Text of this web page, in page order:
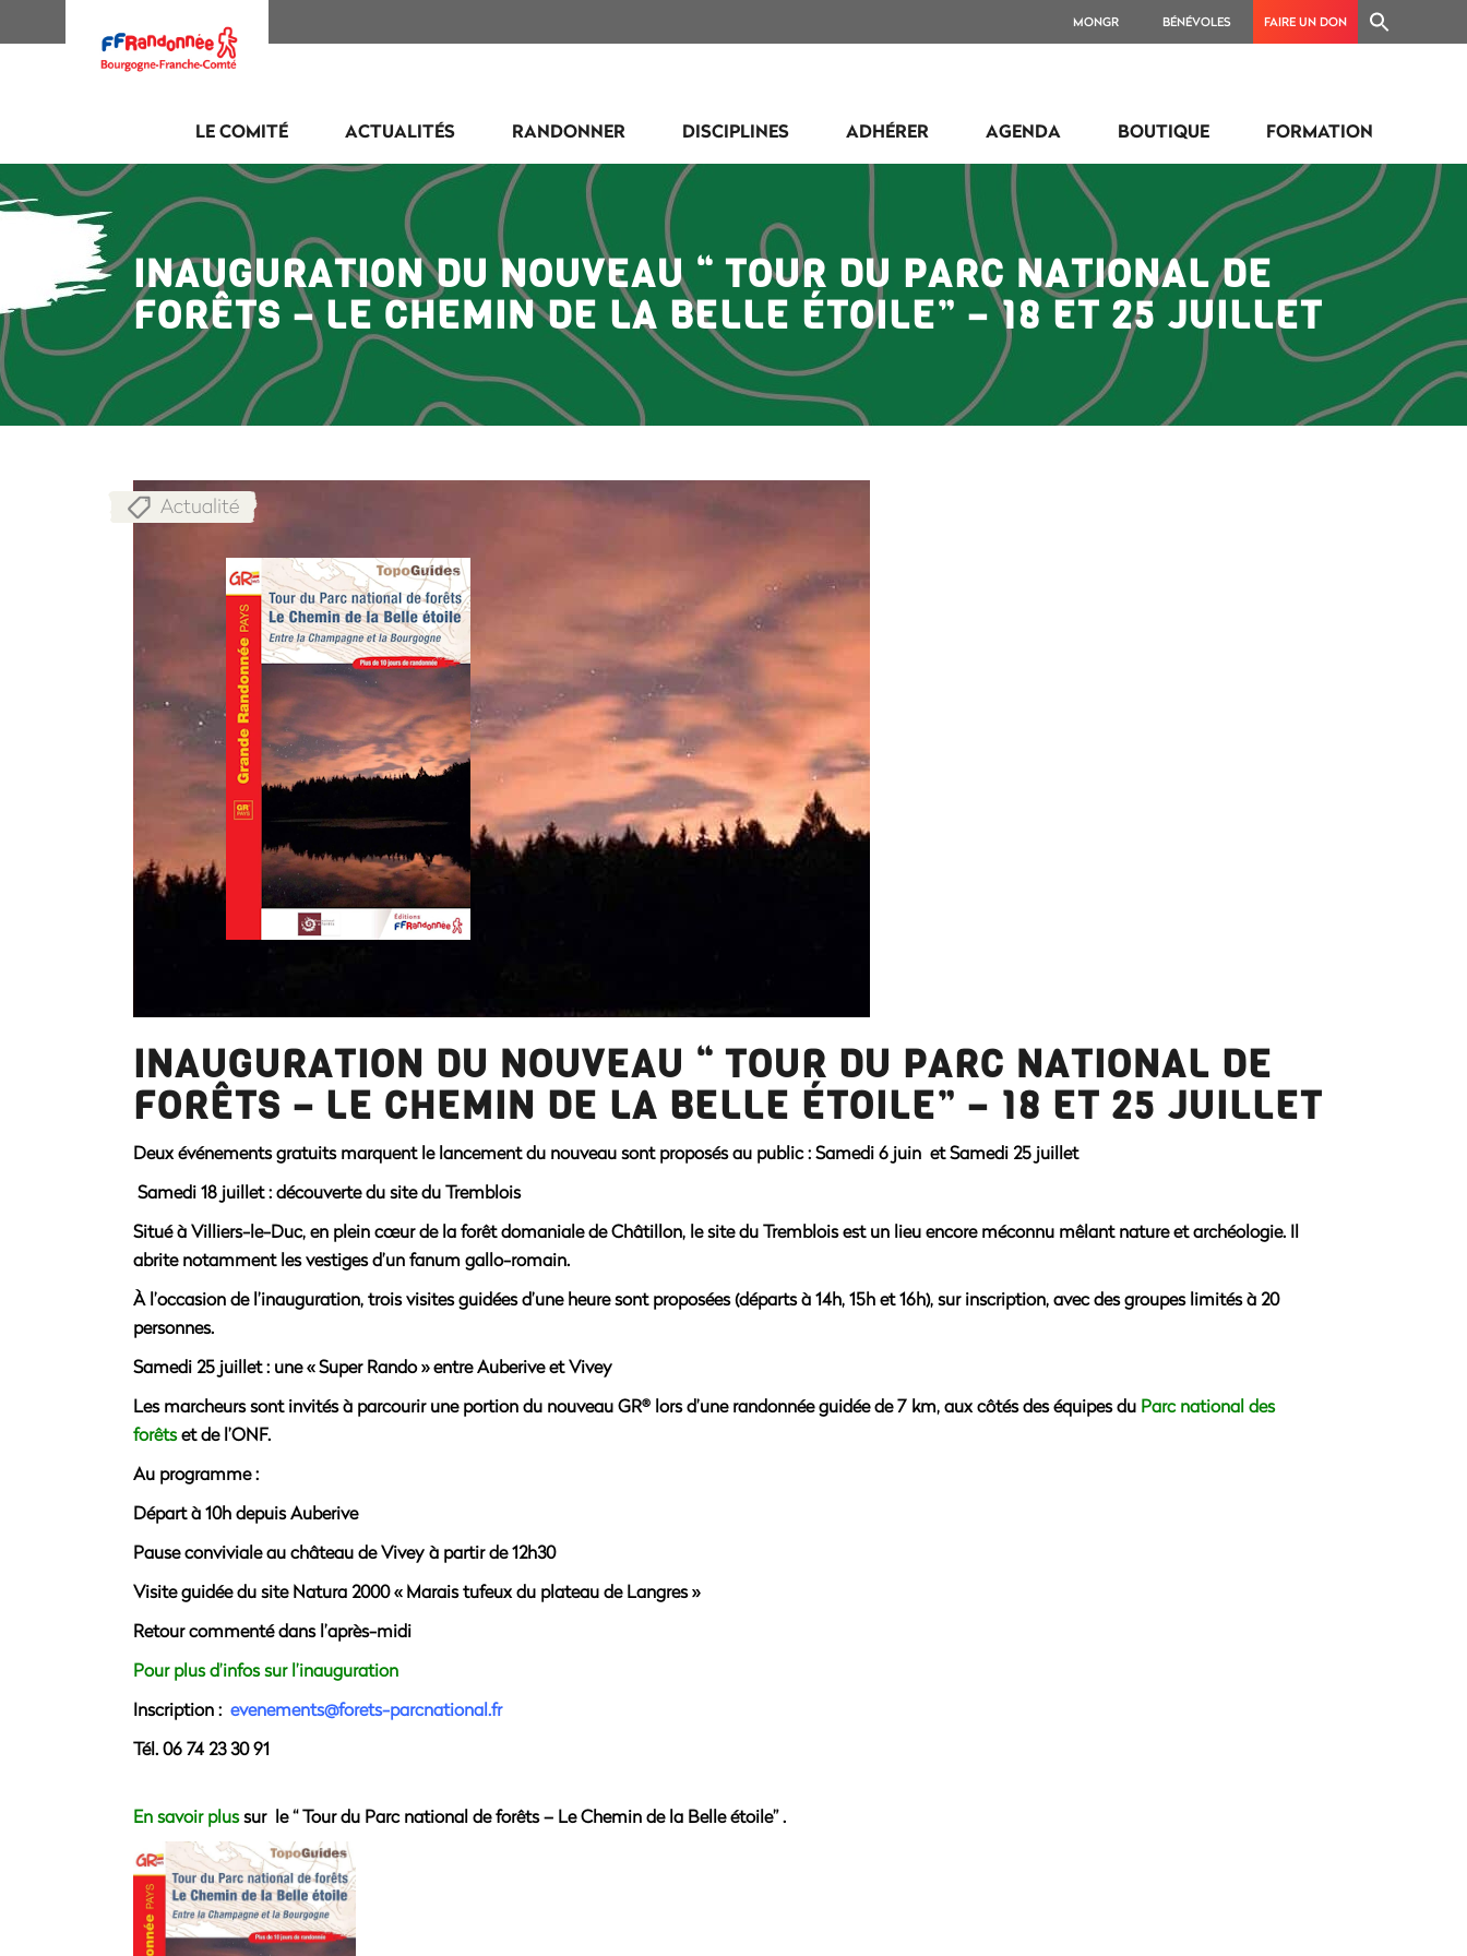
MONGR BÉNÉVOLES FAIRE UN DON
LE COMITÉ ACTUALITÉS RANDONNER DISCIPLINES ADHÉRER AGENDA BOUTIQUE FORMATION
INAUGURATION DU NOUVEAU “ TOUR DU PARC NATIONAL DE
FORÊTS – LE CHEMIN DE LA BELLE ÉTOILE” – 18 ET 25 JUILLET
Actualité
INAUGURATION DU NOUVEAU “ TOUR DU PARC NATIONAL DE
FORÊTS – LE CHEMIN DE LA BELLE ÉTOILE” – 18 ET 25 JUILLET
Deux événements gratuits marquent le lancement du nouveau sont proposés au public : Samedi 6 juin et Samedi 25 juillet
Samedi 18 juillet: découverte du site du Tremblois
Situé à Villiers-le-Duc, en plein cœur de la forêt domaniale de Châtillon, le site du Tremblois est un lieu encore méconnu mêlant nature et archéologie. Il
abrite notamment les vestiges d’un fanum gallo-romain.
À l’occasion de l’inauguration, troisvisites guidéesd’une heure sont proposées (départs à 14h, 15h et 16h), sur inscription, avec des groupes limités à 20
personnes.
Samedi 25 juillet: une « Super Rando » entre Auberive et Vivey
Les marcheurs sont invités à parcourir une portion du nouveau GR® lors d’une randonnée guidée de 7 km, aux côtés des équipes du Parc national des
forêtset de l’ONF.
Au programme :
Départ à 10h depuis Auberive
Pause conviviale au château de Vivey à partir de 12h30
Visite guidée du site Natura 2000 « Marais tufeux du plateau de Langres »
Retour commenté dans l’après-midi
Pour plus d’infos sur l’inauguration
Inscription : evenements@forets-parcnational.fr
Tél. 06 74 23 30 91
En savoir plussur le “ Tour du Parc national de forêts – Le Chemin de la Belle étoile” .